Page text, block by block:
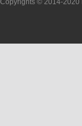
Copyrights © 2014-2020